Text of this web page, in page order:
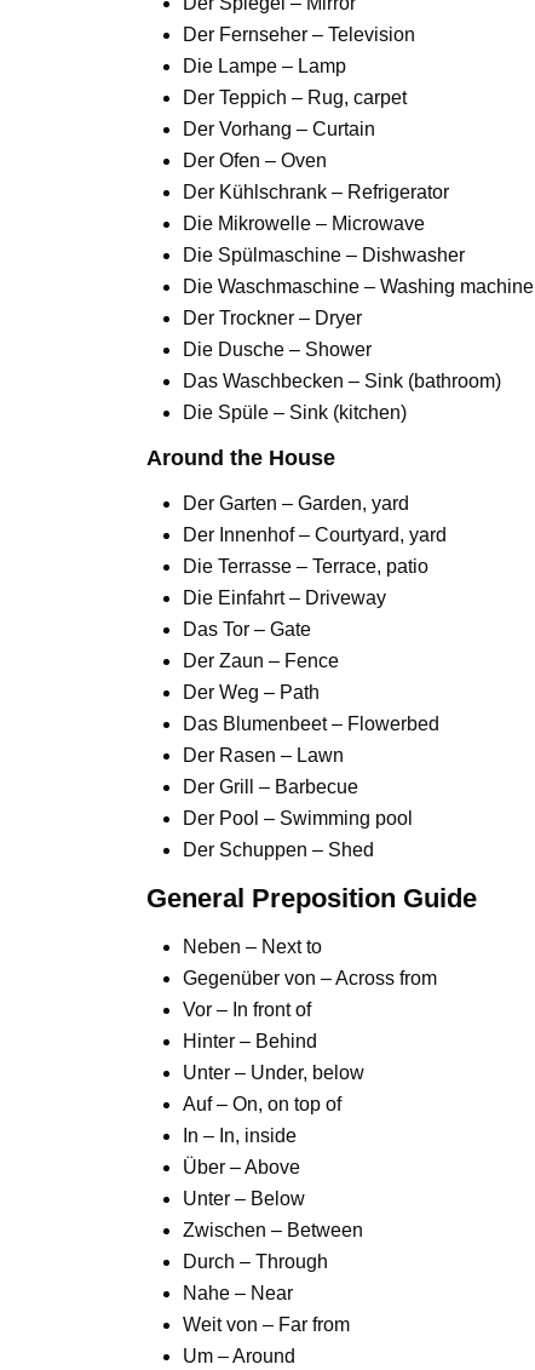
Der Fernseher – Television
Die Lampe – Lamp
Der Teppich – Rug, carpet
Der Vorhang – Curtain
Der Ofen – Oven
Der Kühlschrank – Refrigerator
Die Mikrowelle – Microwave
Die Spülmaschine – Dishwasher
Die Waschmaschine – Washing machine
Der Trockner – Dryer
Die Dusche – Shower
Das Waschbecken – Sink (bathroom)
Die Spüle – Sink (kitchen)
Around the House
Der Garten – Garden, yard
Der Innenhof – Courtyard, yard
Die Terrasse – Terrace, patio
Die Einfahrt – Driveway
Das Tor – Gate
Der Zaun – Fence
Der Weg – Path
Das Blumenbeet – Flowerbed
Der Rasen – Lawn
Der Grill – Barbecue
Der Pool – Swimming pool
Der Schuppen – Shed
General Preposition Guide
Neben – Next to
Gegenüber von – Across from
Vor – In front of
Hinter – Behind
Unter – Under, below
Auf – On, on top of
In – In, inside
Über – Above
Unter – Below
Zwischen – Between
Durch – Through
Nahe – Near
Weit von – Far from
Um – Around